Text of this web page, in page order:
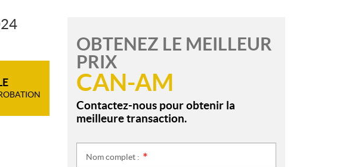
OBTENEZ LE MEILLEUR
PRIX
CAN-AM
Contactez-nous pour obtenir la
meilleure transaction.
Nom complet :